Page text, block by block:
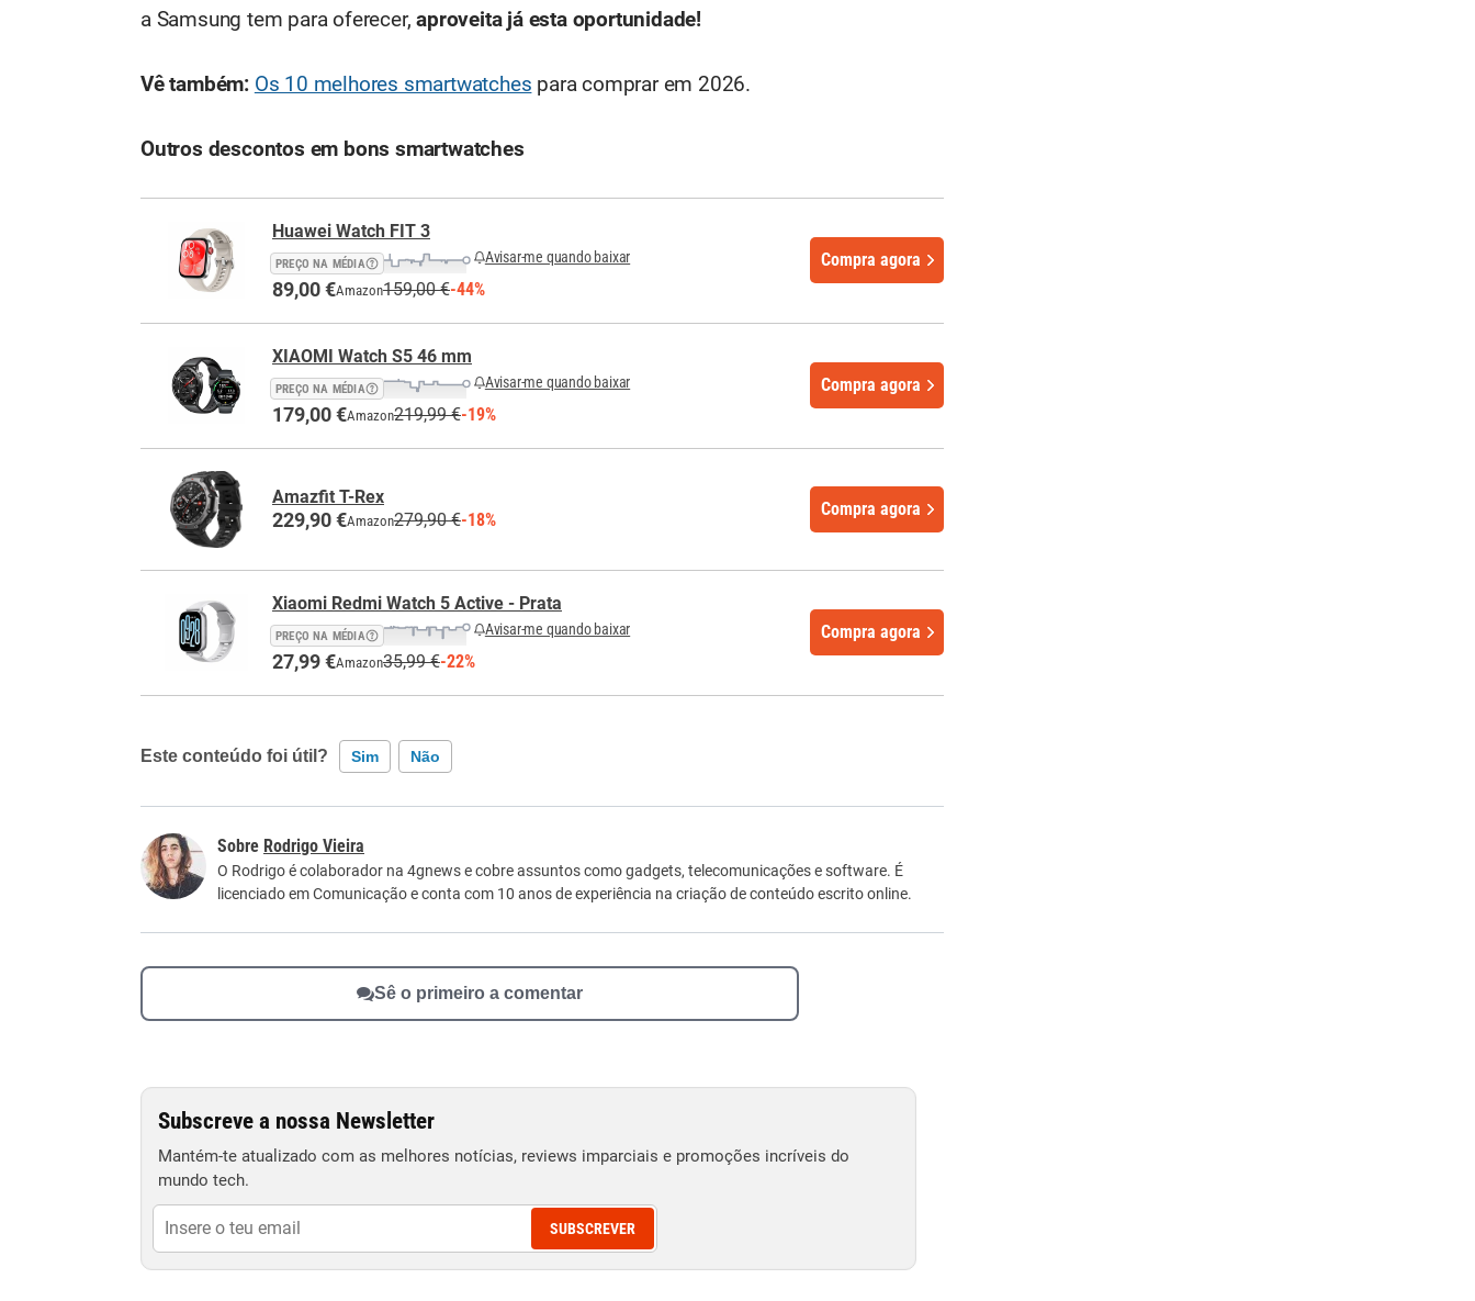
a Samsung tem para oferecer,aproveita já esta oportunidade!
Vê também: Os 10 melhores smartwatches para comprar em 2026.
Outros descontos em bons smartwatches
Huawei Watch FIT 3
PREÇO NA MÉDIA Avisar-me quando baixar
89,00 €Amazon159,00 €-44%
Compra agora
XIAOMI Watch S5 46 mm
PREÇO NA MÉDIA Avisar-me quando baixar
179,00 €Amazon219,99 €-19%
Compra agora
Amazfit T-Rex
229,90 €Amazon279,90 €-18%
Compra agora
Xiaomi Redmi Watch 5 Active - Prata
PREÇO NA MÉDIA Avisar-me quando baixar
27,99 €Amazon35,99 €-22%
Compra agora
Este conteúdo foi útil? Sim Não
Este conteúdo não tem a informação que procuro
Rodrigo Vieira
O Rodrigo é colaborador na 4gnews e cobre assuntos como gadgets, telecomunicações e software. É
licenciado em Comunicação e conta com 10 anos de experiência na criação de conteúdo escrito online.
Sê o primeiro a comentar
Subscreve a nossa Newsletter
Mantém-te atualizado com as melhores notícias, reviews imparciais e promoções incríveis do
mundo tech.
SUBSCREVER